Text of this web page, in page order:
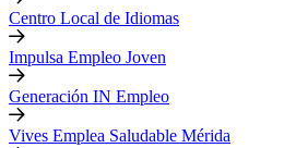
Centro Local de Idiomas
Impulsa Empleo Joven
Generación IN Empleo
Vives Emplea Saludable Mérida